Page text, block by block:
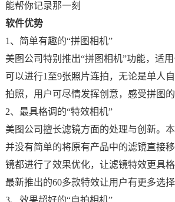
能帮你记录那一刻
软件优势
1、简单有趣的“拼图相机”
美图公司特别推出“拼图相机”功能，适
可以进行1至9张照片连拍，无论是单人
拍照，用户可尽情发挥创意，感受拼图
2、最具格调的“特效相机”
美图公司擅长滤镜方面的处理与创新。本
并没有简单的将原有产品中的滤镜直接
镜都进行了效果优化，让滤镜特效更具格
最新推出的60多款特效让用户有更多选择
3、效果超好的“自拍相机”